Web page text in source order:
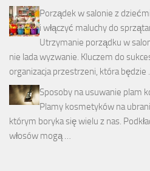
Porządek w salonie z
i włączyć maluchy do
Utrzymanie porządku w
nie lada wyzwanie. Kluczem do
organizacja przestrzeni, która będzie
Sposoby na usuwanie plam
Plamy kosmetyków na
którym boryka się wielu z nas.
włosów mogą …